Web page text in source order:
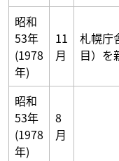
昭和
53年
(1978
年)
11
月
札幌庁
目）を
昭和
53年
(1978
年)
8
月